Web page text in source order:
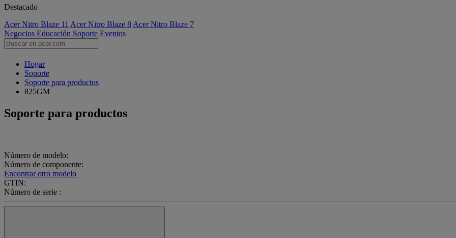
Destacado
Acer Nitro Blaze 11 Acer Nitro Blaze 8 Acer Nitro Blaze 7
Negocios Educación Soporte Eventos
Hogar
Soporte
Soporte para productos
825GM
Soporte para productos
Número de modelo:
Número de componente:
Encontrar otro modelo
GTIN:
Número de serie :